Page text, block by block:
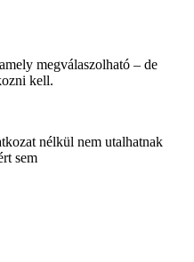
megválaszolható – de
kell.
nélkül nem utalhatnak
sem